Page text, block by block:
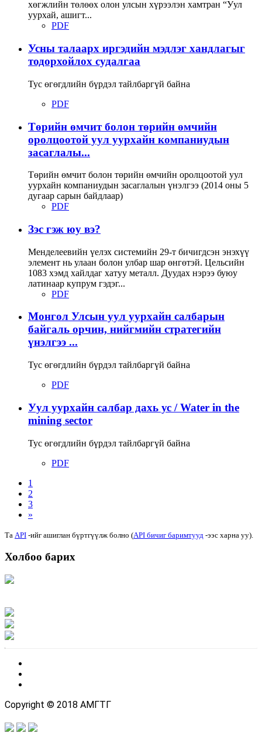
хөгжлийн төлөөх олон улсын хүрээлэн хамтран “Уул
уурхай, ашигт...
PDF
Усны талаарх иргэдийн мэдлэг хандлагыг
тодорхойлох судалгаа
Тус өгөгдлийн бүрдэл тайлбаргүй байна
PDF
Төрийн өмчит болон төрийн өмчийн
оролцоотой уул уурхайн компаниудын
засаглалы...
Төрийн өмчит болон төрийн өмчийн оролцоотой уул
уурхайн компаниудын засаглалын үнэлгээ (2014 оны 5
дугаар сарын байдлаар)
PDF
Зэс гэж юу вэ?
Менделеевийн үелэх системийн 29-т бичигдсэн энэхүү
элемент нь улаан болон улбар шар өнгөтэй. Цельсийн
1083 хэмд хайлдаг хатуу металл. Дуудах нэрээ буюу
латинаар купрум гэдэг...
PDF
Монгол Улсын уул уурхайн салбарын
байгаль орчин, нийгмийн стратегийн
үнэлгээ ...
Тус өгөгдлийн бүрдэл тайлбаргүй байна
PDF
Уул уурхайн салбар дахь ус / Water in the
mining sector
Тус өгөгдлийн бүрдэл тайлбаргүй байна
PDF
1
2
3
»
Та API -ийг ашиглан бүртгүүлж болно (API бичиг баримтууд -ээс харна уу).
Холбоо барих
Copyright © 2018 АМГТГ